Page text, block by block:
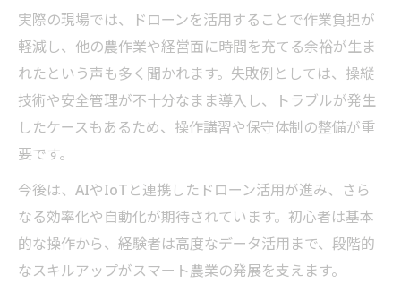
実際の現場では、ドローンを活用することで作業負担が
軽減し、他の農作業や経営面に時間を充てる余裕が生ま
れたという声も多く聞かれます。失敗例としては、操縦
技術や安全管理が不十分なまま導入し、トラブルが発生
したケースもあるため、操作講習や保守体制の整備が重
要です。
今後は、AIやIoTと連携したドローン活用が進み、さら
なる効率化や自動化が期待されています。初心者は基本
的な操作から、経験者は高度なデータ活用まで、段階的
なスキルアップがスマート農業の発展を支えます。